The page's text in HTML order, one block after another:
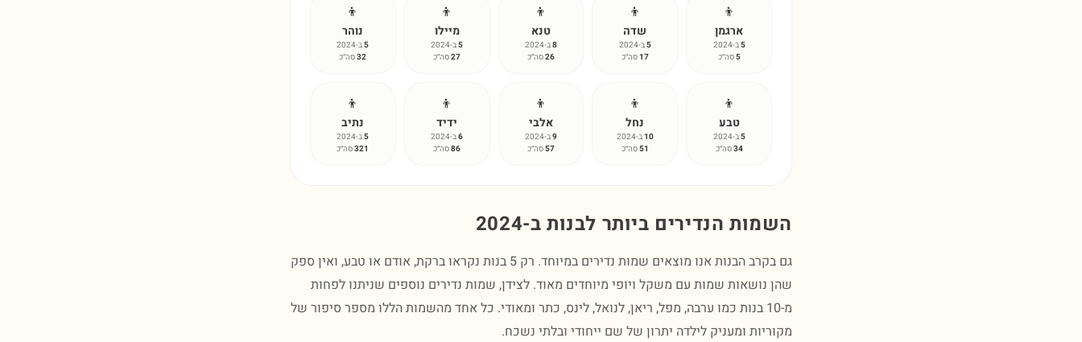
👦
ארגמן
5ב-2024
5סה״כ
👦
שדה
5ב-2024
17סה״כ
👦
טנא
8ב-2024
26סה״כ
👦
מיילו
5ב-2024
27סה״כ
👦
נוהר
5ב-2024
32סה״כ
👦
טבע
5ב-2024
34סה״כ
👦
נחל
10ב-2024
51סה״כ
👦
אלבי
9ב-2024
57סה״כ
👦
ידיד
6ב-2024
86סה״כ
👦
נתיב
5ב-2024
321סה״כ
השמות הנדירים ביותר לבנות ב-2024
גם בקרב הבנות אנו מוצאים שמות נדירים במיוחד. רק 5 בנות נקראו ברקת, אודם או טבע, ואין ספק
שהן נושאות שמות עם משקל ויופי מיוחדים מאוד. לצידן, שמות נדירים נוספים שניתנו לפחות
מ-10 בנות כמו ערבה, מפל, ריאן, לנואל, לינס, כתר ומאודי. כל אחד מהשמות הללו מספר סיפור של
מקוריות ומעניק לילדה יתרון של שם ייחודי ובלתי נשכח.